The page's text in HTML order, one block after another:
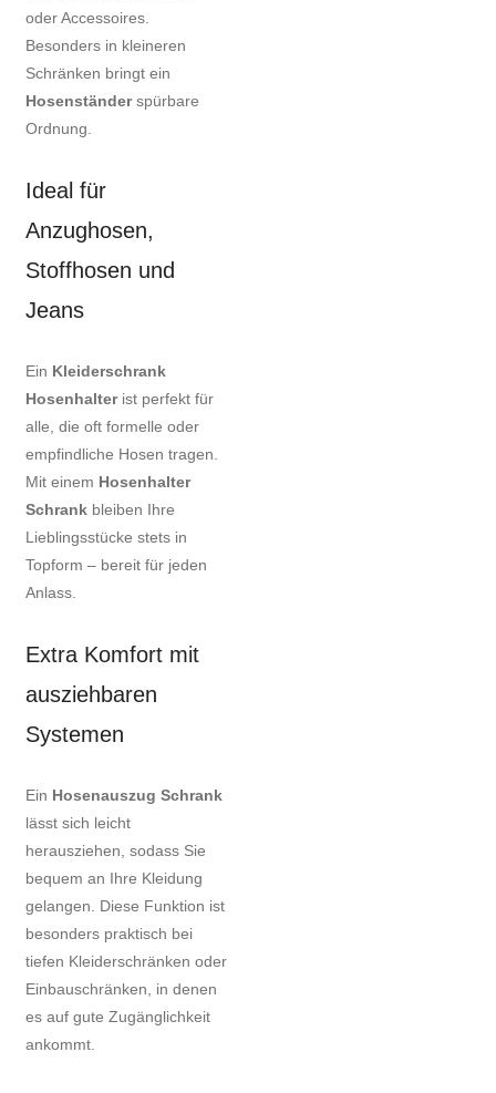
oder Accessoires.
Besonders in kleineren
Schränken bringt ein
Hosenständerspürbare
Ordnung.
Ideal für
Anzughosen,
Stoffhosen und
Jeans
Ein Kleiderschrank
Hosenhalterist perfekt für
alle, die oft formelle oder
empfindliche Hosen tragen.
Mit einem Hosenhalter
Schrank bleiben Ihre
Lieblingsstücke stets in
Topform – bereit für jeden
Anlass.
Extra Komfort mit
ausziehbaren
Systemen
Ein Hosenauszug Schrank
lässt sich leicht
herausziehen, sodass Sie
bequem an Ihre Kleidung
gelangen. Diese Funktion ist
besonders praktisch bei
tiefen Kleiderschränken oder
Einbauschränken, in denen
es auf gute Zugänglichkeit
ankommt.